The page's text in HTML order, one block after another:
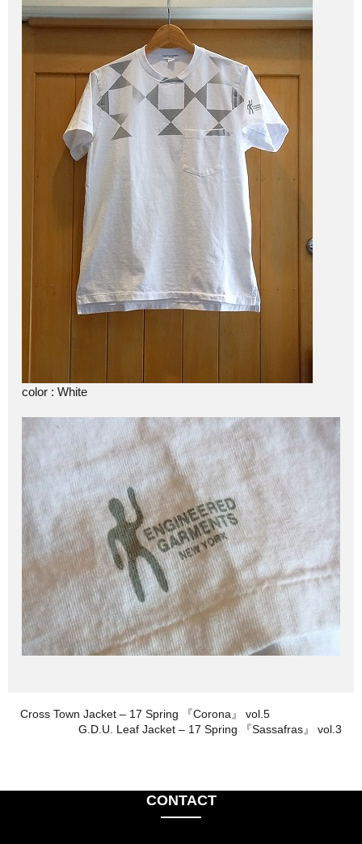
color : White
Cross Town Jacket – 17 Spring 『Corona』 vol.5
G.D.U. Leaf Jacket – 17 Spring 『Sassafras』 vol.3
CONTACT